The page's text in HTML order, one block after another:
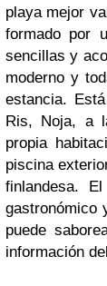
playa mejor
formado por
sencillas y
moderno y
estancia.
Ris, Noja, a
propia
piscina
finlandesa.
gastronómico
puede
información